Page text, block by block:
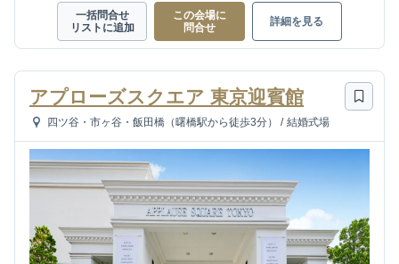
一括問合せ
リストに追加
この会場に
問合せ
詳細を見る
アプローズスクエア 東京迎賓館
四ツ谷・市ヶ谷・飯田橋（曙橋駅から徒歩3分） / 結婚式場